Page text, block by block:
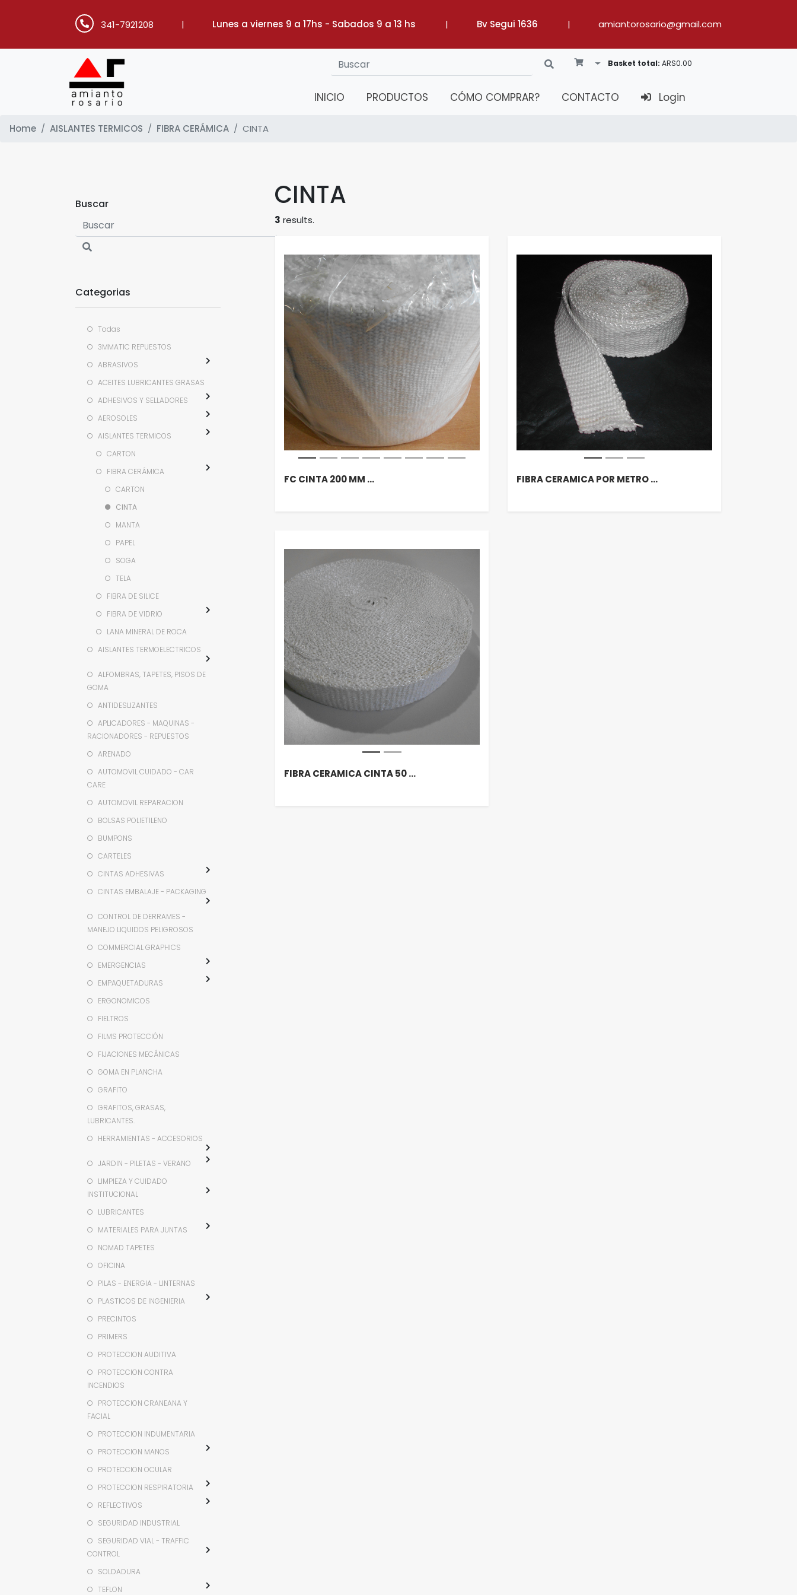
341-7921208 | Lunes a viernes 9 a 17hs - Sabados 9 a 13 hs | Bv Segui 1636 | amiantorosario@gmail.com
Toggle Dropdown
Basket total: ARS0.00
INICIO PRODUCTOS CÓMO COMPRAR? CONTACTO Login
Home AISLANTES TERMICOS FIBRA CERÁMICA CINTA
Buscar
Categorias
Todas
3MMATIC REPUESTOS
ABRASIVOS
ACEITES LUBRICANTES GRASAS
ADHESIVOS Y SELLADORES
AEROSOLES
AISLANTES TERMICOS
CARTON
FIBRA CERÁMICA
CARTON
CINTA
MANTA
PAPEL
SOGA
TELA
FIBRA DE SILICE
FIBRA DE VIDRIO
LANA MINERAL DE ROCA
AISLANTES TERMOELECTRICOS
ALFOMBRAS, TAPETES, PISOS DE
GOMA
ANTIDESLIZANTES
APLICADORES - MAQUINAS -
RACIONADORES - REPUESTOS
ARENADO
AUTOMOVIL CUIDADO - CAR
CARE
AUTOMOVIL REPARACION
BOLSAS POLIETILENO
BUMPONS
CARTELES
CINTAS ADHESIVAS
CINTAS EMBALAJE - PACKAGING
CONTROL DE DERRAMES -
MANEJO LIQUIDOS PELIGROSOS
COMMERCIAL GRAPHICS
EMERGENCIAS
EMPAQUETADURAS
ERGONOMICOS
FIELTROS
FILMS PROTECCIÓN
FIJACIONES MECÁNICAS
GOMA EN PLANCHA
GRAFITO
GRAFITOS, GRASAS,
LUBRICANTES.
HERRAMIENTAS - ACCESORIOS
JARDIN - PILETAS - VERANO
LIMPIEZA Y CUIDADO
INSTITUCIONAL
LUBRICANTES
MATERIALES PARA JUNTAS
NOMAD TAPETES
OFICINA
PILAS - ENERGIA - LINTERNAS
PLASTICOS DE INGENIERIA
PRECINTOS
PRIMERS
PROTECCION AUDITIVA
PROTECCION CONTRA
INCENDIOS
PROTECCION CRANEANA Y
FACIAL
PROTECCION INDUMENTARIA
PROTECCION MANOS
PROTECCION OCULAR
PROTECCION RESPIRATORIA
REFLECTIVOS
SEGURIDAD INDUSTRIAL
SEGURIDAD VIAL - TRAFFIC
CONTROL
SOLDADURA
TEFLON
CINTA
3 results.
FC CINTA 200 MM … FIBRA CERAMICA POR METRO …
FIBRA CERAMICA CINTA 50 …